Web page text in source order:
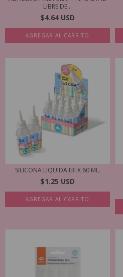
LIBRE DE...
$4.64 USD
SILICONA LIQUIDA IBI X 60 ML.
$1.25 USD